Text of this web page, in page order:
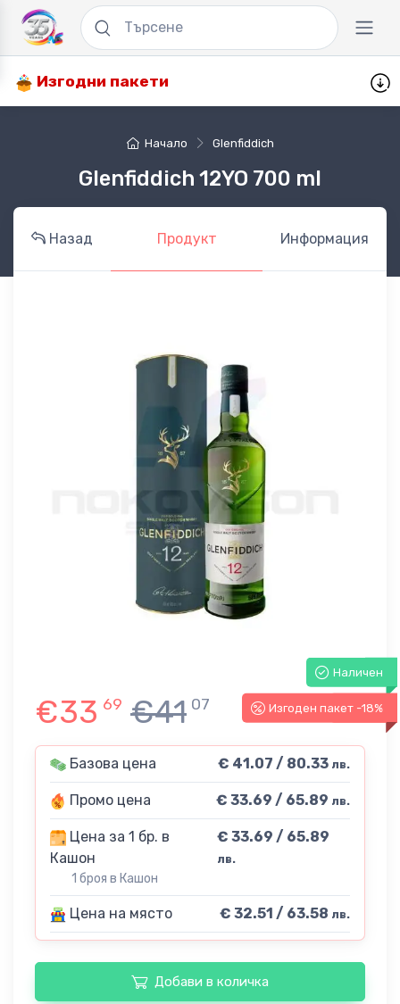
Изгодни пакети
Начало Glenfiddich
Glenfiddich 12YO 700 ml
Назад Продукт Информация
Наличен
-18%
Изгоден пакет -18%
€33 69 €41 07
Базова цена € 41.07 / 80.33 лв.
Промо цена € 33.69 / 65.89 лв.
Цена за 1 бр. в
Кашон
1 броя в Кашон
€ 33.69 / 65.89
лв.
Цена на място € 32.51 / 63.58 лв.
Добави в количка